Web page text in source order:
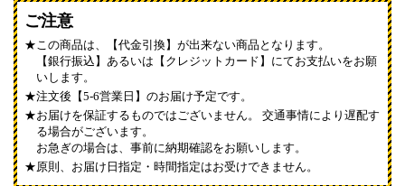
ご注意
この商品は、【代金引換】が出来ない商品となります。
【銀行振込】あるいは【クレジットカード】にてお支払いをお願
いします。
注文後【5-6営業日】のお届け予定です。
お届けを保証するものではございません。 交通事情により遅配す
る場合がございます。
お急ぎの場合は、事前に納期確認をお願いします。
原則、お届け日指定・時間指定はお受けできません。